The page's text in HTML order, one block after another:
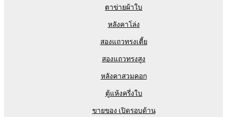
ตาข่ายผ้าใบ
หลังคาโล่ง
สองแถวทรงเตี้ย
สองแถวทรงสูง
หลังคาสวมคอก
ตู้แห้งครึ่งใบ
ขายของ เปิดรอบด้าน